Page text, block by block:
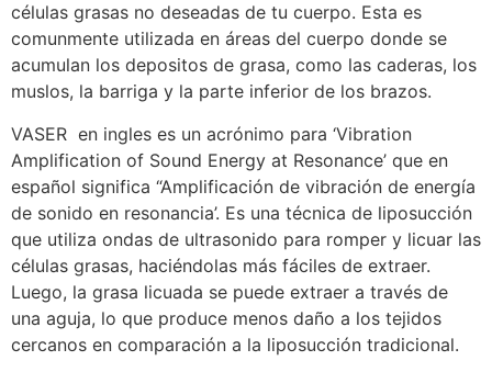
células grasas no deseadas de tu cuerpo. Esta es
comunmente utilizada en áreas del cuerpo donde se
acumulan los depositos de grasa, como las caderas, los
muslos, la barriga y la parte inferior de los brazos.
VASER en ingles es un acrónimo para ‘Vibration
Amplification of Sound Energy at Resonance’ que en
español significa “Amplificación de vibración de energía
de sonido en resonancia’. Es una técnica de liposucción
que utiliza ondas de ultrasonido para romper y licuar las
células grasas, haciéndolas más fáciles de extraer.
Luego, la grasa licuada se puede extraer a través de
una aguja, lo que produce menos daño a los tejidos
cercanos en comparación a la liposucción tradicional.